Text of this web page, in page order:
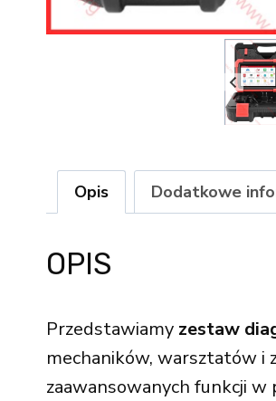
Opis Dodatkowe
OPIS
Przedstawiamy zestaw
mechaników, warsztatów i
zaawansowanych funkcji w